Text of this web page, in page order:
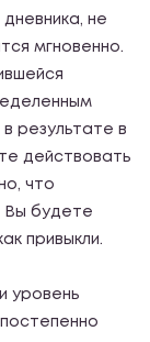
не
мгновенно.
результате в
действовать
что
Вы будете
привыкли.
уровень